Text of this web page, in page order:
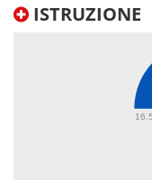
ISTRUZIONE
16.5